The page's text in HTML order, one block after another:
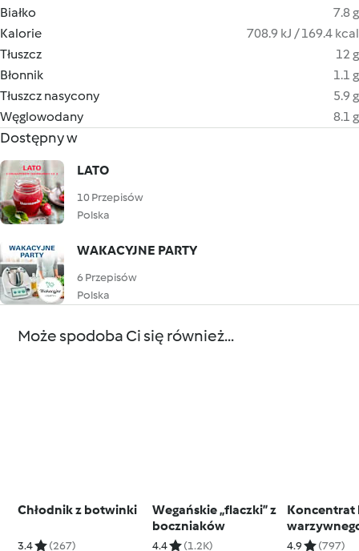
Białko
7.8 g
Kalorie
708.9 kJ / 169.4 kcal
Tłuszcz
12 g
Błonnik
1.1 g
Tłuszcz nasycony
5.9 g
Węglowodany
8.1 g
Dostępny w
LATO
10 Przepisów
Polska
WAKACYJNE PARTY
6 Przepisów
Polska
Może spodoba Ci się również...
Chłodnik z botwinki
3.4 (267)
Wegańskie „flaczki” z
boczniaków
4.4 (1.2K)
Koncentrat
resztek
4.9 (797)